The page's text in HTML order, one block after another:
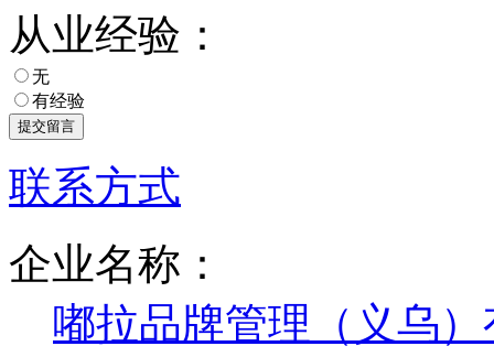
从业经验：
无
有经验
联系方式
企业名称：
嘟拉品牌管理（义乌